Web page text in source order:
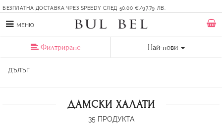
БЕЗПЛАТНА ДОСТАВКА ЧРЕЗ SPEEDY СЛЕД 50.00 €/97.79 ЛВ.
МЕНЮ
Филтриране Най-нови
ДЪЛЪГ
ДАМСКИ ХАЛАТИ
35 ПРОДУКТА